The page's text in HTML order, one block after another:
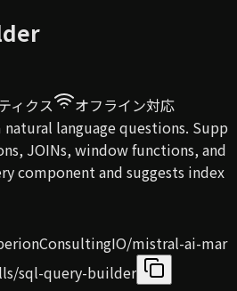
ィクス
オフライン対応
language questions. Supp
JOINs, window functions, and
component and suggests index
mistral-ai-mar
sql-query-builder